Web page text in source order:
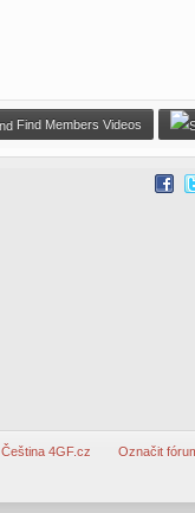
Find Members Videos
Čeština 4GF.cz Označit